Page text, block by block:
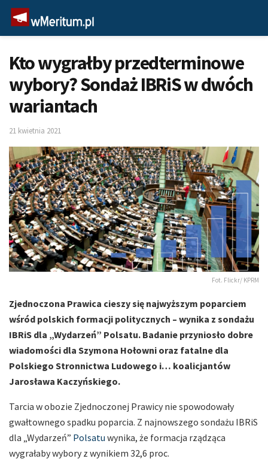
Kto wygrałby przedterminowe
wybory? Sondaż IBRiS w dwóch
wariantach
21 kwietnia 2021
Fot. Flickr/ KPRM
Zjednoczona Prawica cieszy się najwyższym poparciem
wśród polskich formacji politycznych – wynika z sondażu
IBRiS dla „Wydarzeń” Polsatu. Badanie przyniosło dobre
wiadomości dla Szymona Hołowni oraz fatalne dla
Polskiego Stronnictwa Ludowego i… koalicjantów
Jarosława Kaczyńskiego.
Tarcia w obozie Zjednoczonej Prawicy nie spowodowały
gwałtownego spadku poparcia. Z najnowszego sondażu IBRiS
dla „Wydarzeń” Polsatu wynika, że formacja rządząca
wygrałaby wybory z wynikiem 32,6 proc.